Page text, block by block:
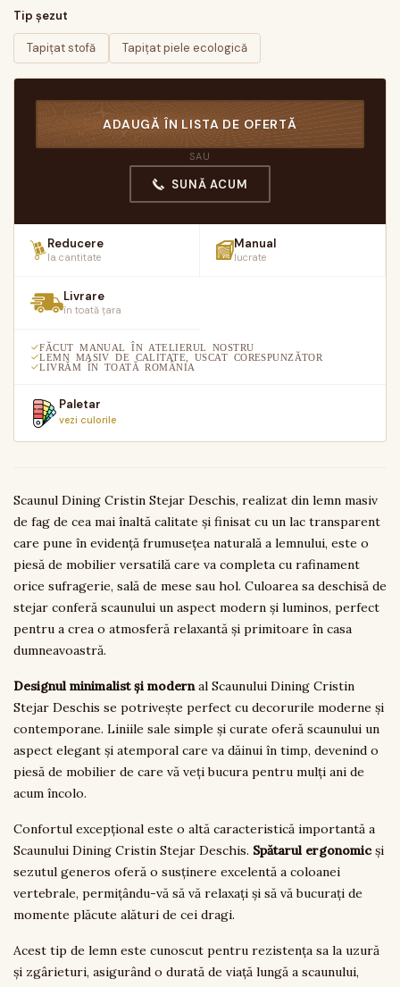
Tip șezut
Tapițat stofă Tapițat piele ecologică
ADAUGĂ ÎN LISTA DE OFERTĂ
SAU
SUNĂ ACUM
Reducere
la cantitate
Manual
lucrate
Livrare
în toată țara
FĂCUT MANUAL ÎN ATELIERUL NOSTRU
LEMN MASIV DE CALITATE, USCAT CORESPUNZĂTOR
LIVRĂM ÎN TOATĂ ROMÂNIA
Paletar
vezi culorile
Scaunul Dining Cristin Stejar Deschis, realizat din lemn masiv
de fag de cea mai înaltă calitate și finisat cu un lac transparent
care pune în evidență frumusețea naturală a lemnului, este o
piesă de mobilier versatilă care va completa cu rafinament
orice sufragerie, sală de mese sau hol. Culoarea sa deschisă de
stejar conferă scaunului un aspect modern și luminos, perfect
pentru a crea o atmosferă relaxantă și primitoare în casa
dumneavoastră.
Designul minimalist și modernal Scaunului Dining Cristin
Stejar Deschis se potrivește perfect cu decorurile moderne și
contemporane. Liniile sale simple și curate oferă scaunului un
aspect elegant și atemporal care va dăinui în timp, devenind o
piesă de mobilier de care vă veți bucura pentru mulți ani de
acum încolo.
Confortul excepțional este o altă caracteristică importantă a
Scaunului Dining Cristin Stejar Deschis. Spătarul ergonomicși
sezutul generos oferă o susținere excelentă a coloanei
vertebrale, permițându-vă să vă relaxați și să vă bucurați de
momente plăcute alături de cei dragi.
Acest tip de lemn este cunoscut pentru rezistența sa la uzură
și zgârieturi, asigurând o durată de viață lungă a scaunului,